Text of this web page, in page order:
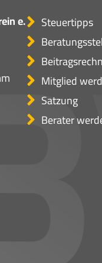
e.
Steuertipps
Mitglied
Satzung
Berater